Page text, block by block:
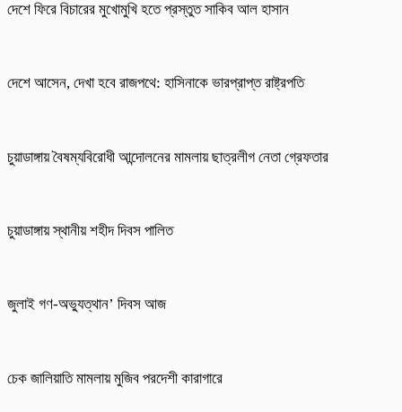
দেশে ফিরে বিচারের মুখোমুখি হতে প্রস্তুত সাকিব আল হাসান
দেশে আসেন, দেখা হবে রাজপথে: হাসিনাকে ভারপ্রাপ্ত রাষ্ট্রপতি
চুয়াডাঙ্গায় বৈষম্যবিরোধী আন্দোলনের মামলায় ছাত্রলীগ নেতা গ্রেফতার
চুয়াডাঙ্গায় স্থানীয় শহীদ দিবস পা‌লিত
জুলাই গণ-অভ্যুত্থান’ দিবস আজ
চেক জালিয়াতি মামলায় মুজিব পরদেশী কারাগারে